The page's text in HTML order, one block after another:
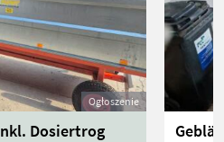
Ogłoszenie
Dosiertrog